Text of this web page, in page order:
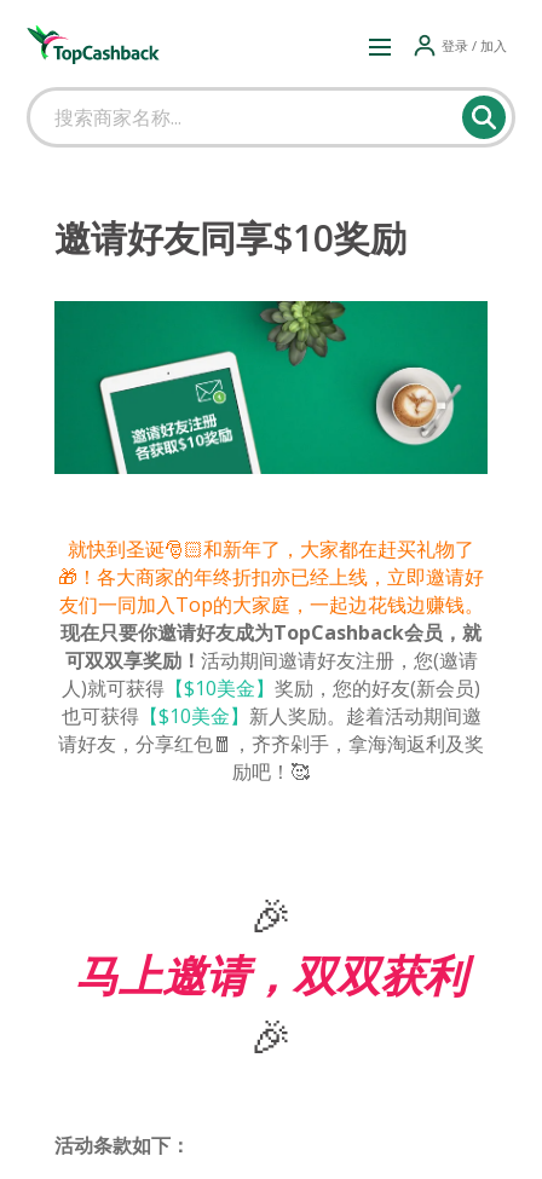
登录 / 加入
邀请好友同享$10奖励
就快到圣诞🎅🏻和新年了，大家都在赶买礼物了
🎁！各大商家的年终折扣亦已经上线，立即邀请好
友们一同加入Top的大家庭，一起边花钱边赚钱。
现在只要你邀请好友成为TopCashback会员，就
可双双享奖励！ 活动期间邀请好友注册，您(邀请
人)就可获得 【$10美金】 奖励，您的好友(新会员)
也可获得【$10美金】 新人奖励。趁着活动期间邀
请好友，分享红包🧧，齐齐剁手，拿海淘返利及奖
励吧！🥰
🎉
马上邀请，双双获利
🎉
活动条款如下：